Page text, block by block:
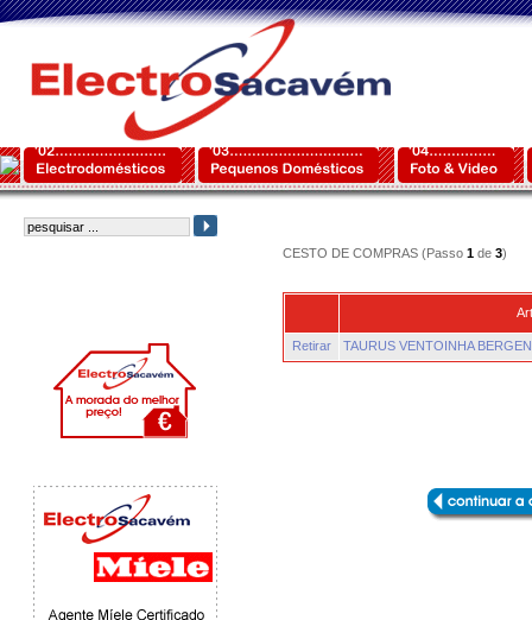
CESTO DE COMPRAS (Passo 1de 3)
Retirar TAURUS VENTOINHA